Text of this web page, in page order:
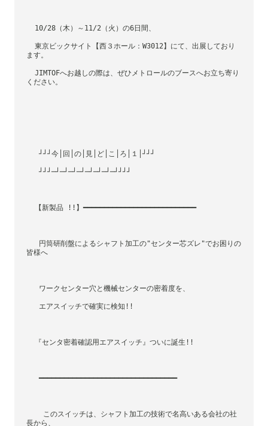
  10/28（木）～11/2（火）の6日間、
ます。
ください。
   ┘┘┘今│回│の│見│ど│こ│ろ│１│┘┘┘
   ┘┘┘─┘─┘─┘─┘─┘─┘─┘─┘┘┘┘
  【新製品 !!】━━━━━━━━━━━━━━━━━━━━━━━━━━━
皆様へ
   ワークセンター穴と機械センターの密着度を、
   エアスイッチで確実に検知!!
  『センタ密着確認用エアスイッチ』ついに誕生!!
   ━━━━━━━━━━━━━━━━━━━━━━━━━━━━━━━━━
長から、